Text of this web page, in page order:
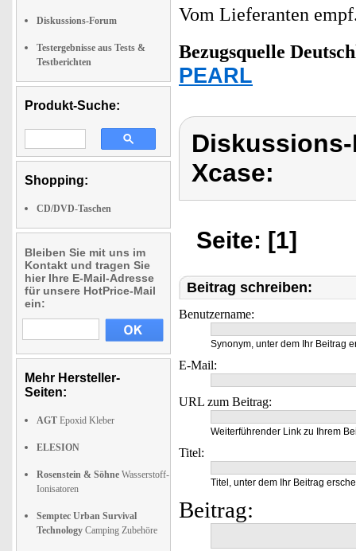
Diskussions-Forum
Testergebnisse aus Tests &
Testberichten
Produkt-Suche:
Shopping:
CD/DVD-Taschen
Bleiben Sie mit uns im
Kontakt und tragen Sie
hier Ihre E-Mail-Adresse
für unsere HotPrice-Mail
ein:
Mehr Hersteller-
Seiten:
AGT Epoxid Kleber
ELESION
Rosenstein & Söhne Wasserstoff-
Ionisatoren
Semptec Urban Survival
Technology Camping Zubehöre
Vom Lieferanten
Bezugsquelle
PEARL
Xcase:
Seite: [1]
Beitrag schreiben:
Benutzername:
Synonym, unter dem Ihr Beitrag
E-Mail:
URL zum Beitrag:
Weiterführender Link zu Ihrem
Titel:
Titel, unter dem Ihr Beitrag
Beitrag: